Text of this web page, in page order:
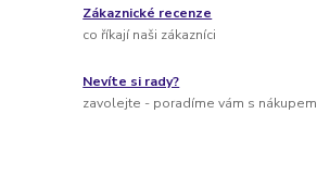
Zákaznické recenze
co říkají naši zákazníci
Nevíte si rady?
zavolejte - poradíme vám s nákupem